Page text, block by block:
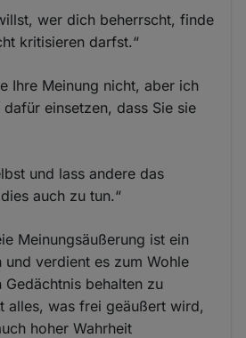
wer dich beherrscht, finde
kritisieren darfst.“
Ihre Meinung nicht, aber ich
einsetzen, dass Sie sie
und lass andere das
auch zu tun.“
Meinungsäußerung ist ein
und verdient es zum Wohle
behalten zu
alles, was frei geäußert wird,
hoher Wahrheit